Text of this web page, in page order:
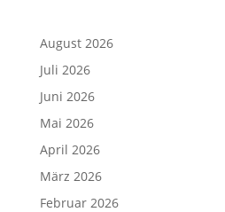
August 2026
Juli 2026
Juni 2026
Mai 2026
April 2026
März 2026
Februar 2026